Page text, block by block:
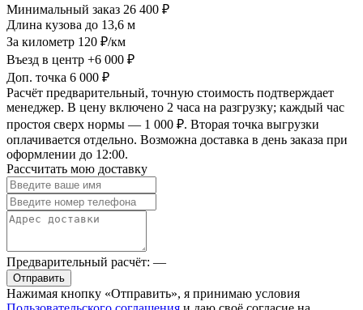
Минимальный заказ 26 400 ₽
Длина кузова до 13,6 м
За километр 120 ₽/км
Въезд в центр +6 000 ₽
Доп. точка 6 000 ₽
Расчёт предварительный, точную стоимость подтверждает
менеджер. В цену включено 2 часа на разгрузку; каждый час
простоя сверх нормы — 1 000 ₽. Вторая точка выгрузки
оплачивается отдельно. Возможна доставка в день заказа при
оформлении до 12:00.
Рассчитать мою доставку
Предварительный расчёт: —
Отправить
Нажимая кнопку «Отправить», я принимаю условия